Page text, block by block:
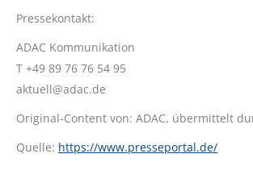
Pressekontakt:
ADAC Kommunikation
T +49 89 76 76 54 95
aktuell@adac.de
Original-Content von: ADAC, übermittelt
Quelle: https://www.presseportal.de/